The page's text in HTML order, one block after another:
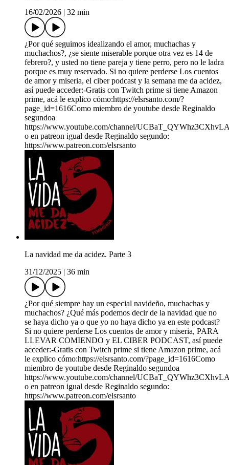
16/02/2026
32 min
¿Por qué seguimos idealizando el amor, muchachas y
muchachos?, ¿se siente miserable porque otra vez es 14 de
febrero?, y usted no tiene pareja y tiene perro, pero no le ladra
porque es muy reservado. Si no quiere perderse Los cuentos
de amor y miseria, el ciber podcast y la semana me da acidez,
así puede acceder:-Gratis con Twitch prime si tiene Amazon
prime, acá le explico cómo:https://elsrsanto.com/?
page_id=1616Como miembro de youtube desde Reginaldo
segundoa
https://www.youtube.com/channel/
o en patreon igual desde Reginaldo segundo:
https://www.patreon.com/elsrsanto
La navidad me da acidez. Parte 3
31/12/2025
36 min
¿Por qué siempre hay un especial navideño, muchachas y
muchachos? ¿Qué más podemos decir de la navidad que no
se haya dicho ya o que yo no haya dicho ya en este podcast?
Si no quiere perderse Los cuentos de amor y miseria, PARA
LLEVAR COMIENDO y EL CIBER PODCAST, así puede
acceder:-Gratis con Twitch prime si tiene Amazon prime, acá
le explico cómo:https://elsrsanto.com/?page_id=1616Como
miembro de youtube desde Reginaldo segundoa
https://www.youtube.com/channel/
o en patreon igual desde Reginaldo segundo:
https://www.patreon.com/elsrsanto